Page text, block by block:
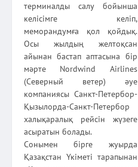
терминалды салу бойынша
келісімге келіп,
меморандумға қол қойдық.
Осы жылдың желтоқсан
айынан бастап аптасына бір
мәрте Nordwind Airlines
(Северный ветер) әуе
компаниясы Санкт-Петербор-
Қызылорда-Санкт-Петербор
халықаралық рейсін жүзеге
асыратын болады.
Сонымен бірге жуырда
Қазақстан Үкіметі тарапынан